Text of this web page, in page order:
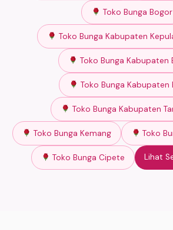
Toko Bunga Bogor
Toko Bunga Kabupaten
Toko Bunga Kabupaten
Toko Bunga Kabupaten
Toko Bunga Kabupaten
Toko Bunga Kemang Toko
Toko Bunga Cipete Lihat